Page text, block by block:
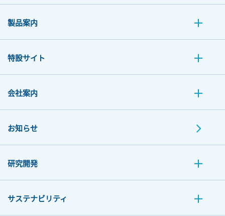
製品案内
特設サイト
会社案内
お知らせ
研究開発
サステナビリティ